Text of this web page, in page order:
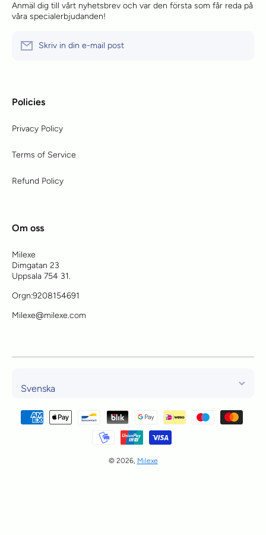
Anmäl dig till vårt nyhetsbrev och var den första som får reda på
våra specialerbjudanden!
Skriv in din e-mail post
Policies
Privacy Policy
Terms of Service
Refund Policy
Om oss
Milexe
Dimgatan 23
Uppsala 754 31.
Orgn:9208154691
Milexe@milexe.com
Svenska
Betalningsmetoder
© 2026, Milexe